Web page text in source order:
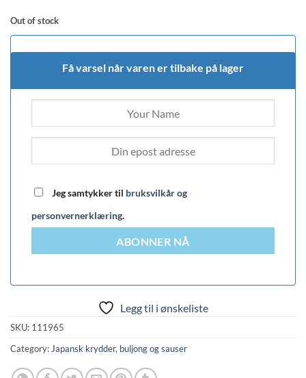
Out of stock
Få varsel når varen er tilbake på lager
Jeg samtykker til bruksvilkår og
personvernerklæring.
ABONNER NÅ
Legg til i ønskeliste
SKU: 111965
Category:Japansk krydder, buljong og sauser